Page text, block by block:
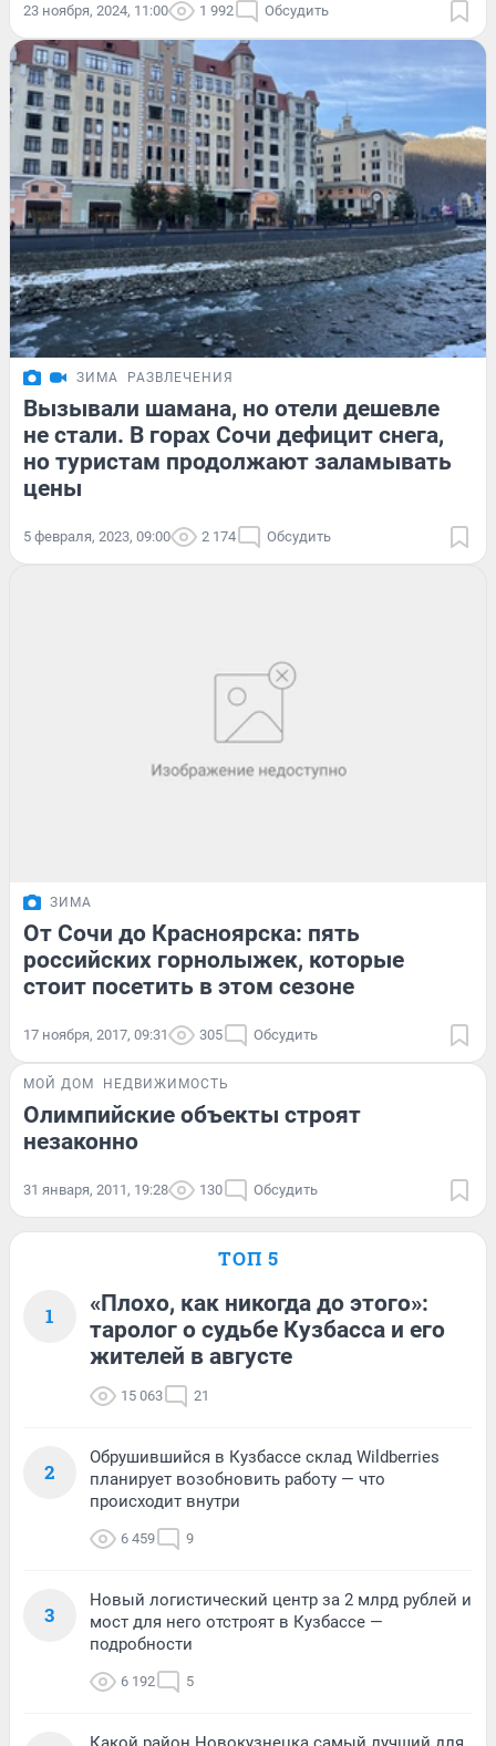
23 ноября, 2024, 11:00 1 992 Обсудить
ЗИМА РАЗВЛЕЧЕНИЯ
Вызывали шамана, но отели дешевле
не стали. В горах Сочи дефицит снега,
но туристам продолжают заламывать
цены
5 февраля, 2023, 09:00 2 174 Обсудить
ЗИМА
От Сочи до Красноярска: пять
российских горнолыжек, которые
стоит посетить в этом сезоне
17 ноября, 2017, 09:31 305 Обсудить
МОЙ ДОМ НЕДВИЖИМОСТЬ
Олимпийские объекты строят
незаконно
31 января, 2011, 19:28 130 Обсудить
ТОП 5
1
«Плохо, как никогда до этого»:
таролог о судьбе Кузбасса и его
жителей в августе
15 063 21
2
Обрушившийся в Кузбассе склад Wildberries
планирует возобновить работу — что
происходит внутри
6 459 9
3
Новый логистический центр за 2 млрд рублей и
мост для него отстроят в Кузбассе —
подробности
6 192 5